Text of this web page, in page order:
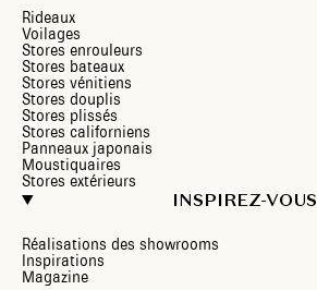
Rideaux
Voilages
Stores enrouleurs
Stores bateaux
Stores vénitiens
Stores douplis
Stores plissés
Stores californiens
Panneaux japonais
Moustiquaires
Stores extérieurs
INSPIREZ-VOUS
Réalisations des showrooms
Inspirations
Magazine